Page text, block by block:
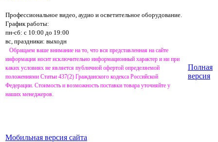
Профессиональное видео, аудио и осветительное оборудование.
График работы:
пн-сб: с 10:00 до 19:00
вс, праздники: выходн
Обращаем ваше внимание на то, что вся представленная на сайте
информация носит исключительно информационный характер и ни при
каких условиях не является публичной офертой определяемой
положениями Статьи 437(2) Гражданского кодекса Российской
Федерации. Стоимость и возможность поставки товара уточняйте у
наших менеджеров.
Мобильная версия сайта
Полная
версия